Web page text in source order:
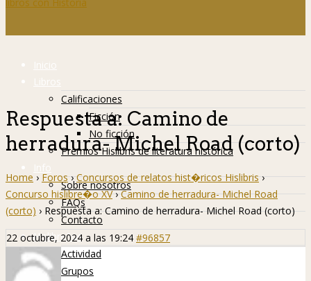
Inicio
Libros
Calificaciones
Ficción
No ficción
Premios Hislibris de literatura histórica
Info
Sobre nosotros
FAQs
Contacto
Hislibreños
Actividad
Grupos
Respuesta a: Camino de
herradura- Michel Road (corto)
Home › Foros › Concursos de relatos hist�ricos Hislibris ›
Concurso hislibre�o XV › Camino de herradura- Michel Road
(corto) › Respuesta a: Camino de herradura- Michel Road (corto)
22 octubre, 2024 a las 19:24 #96857